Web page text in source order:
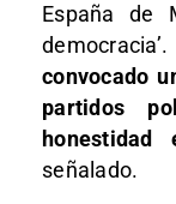
España de
convocado
partidos
señalado.